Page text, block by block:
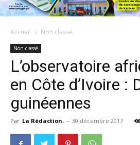
Accueil Non classé
Non classé
L’observatoire
en Côte d’Ivoire :
guinéennes
Par La Rédaction. - 30 décembre 2017